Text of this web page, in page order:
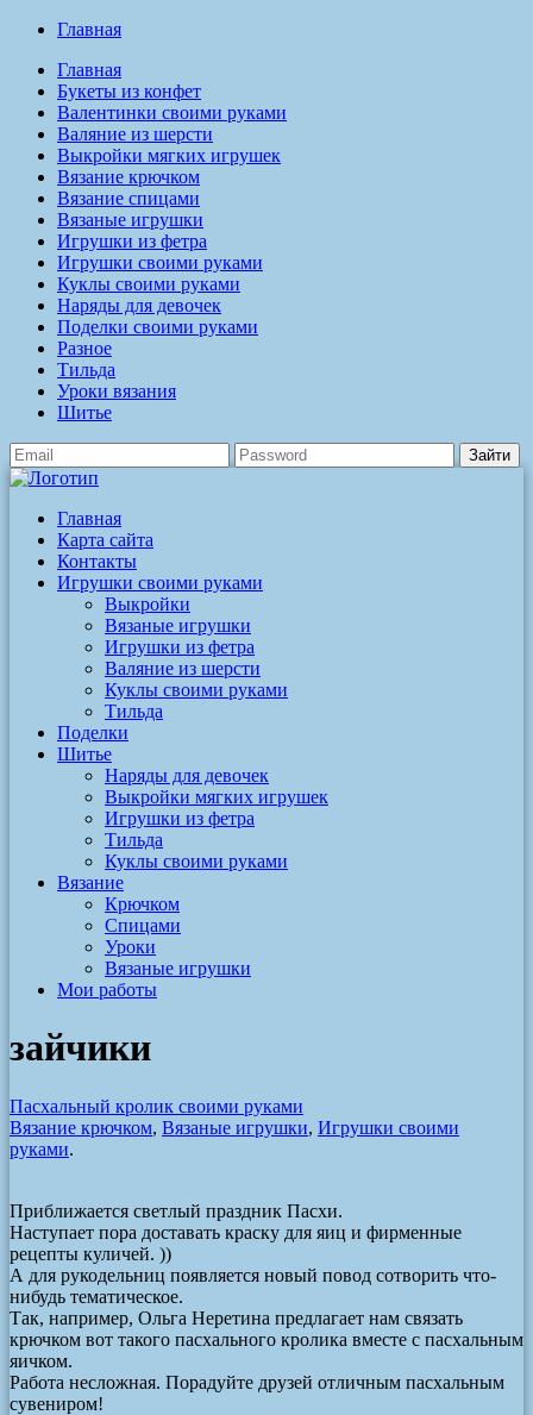
Главная
Главная
Букеты из конфет
Валентинки своими руками
Валяние из шерсти
Выкройки мягких игрушек
Вязание крючком
Вязание спицами
Вязаные игрушки
Игрушки из фетра
Игрушки своими руками
Куклы своими руками
Наряды для девочек
Поделки своими руками
Разное
Тильда
Уроки вязания
Шитье
Зайти
Главная
Карта сайта
Контакты
Игрушки своими руками
Выкройки
Вязаные игрушки
Игрушки из фетра
Валяние из шерсти
Куклы своими руками
Тильда
Поделки
Шитье
Наряды для девочек
Выкройки мягких игрушек
Игрушки из фетра
Тильда
Куклы своими руками
Вязание
Крючком
Спицами
Уроки
Вязаные игрушки
Мои работы
зайчики
Пасхальный кролик своими руками
Вязание крючком, Вязаные игрушки, Игрушки своими
руками.
Приближается светлый праздник Пасхи.
Наступает пора доставать краску для яиц и фирменные
рецепты куличей. ))
А для рукодельниц появляется новый повод сотворить что-
нибудь тематическое.
Так, например, Ольга Неретина предлагает нам связать
крючком вот такого пасхального кролика вместе с пасхальным
яичком.
Работа несложная. Порадуйте друзей отличным пасхальным
сувениром!